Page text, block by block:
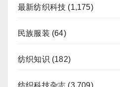
最新纺织科技 (1,175)
民族服装 (64)
纺织知识 (182)
纺织科技杂志 (3,709)